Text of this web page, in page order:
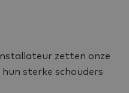
zetten onze
sterke schouders